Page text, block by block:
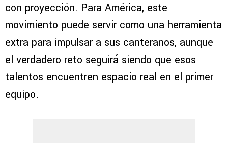
con proyección. Para América, este
movimiento puede servir como una herramienta
extra para impulsar a sus canteranos, aunque
el verdadero reto seguirá siendo que esos
talentos encuentren espacio real en el primer
equipo.